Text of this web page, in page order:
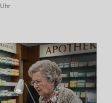
Uhr